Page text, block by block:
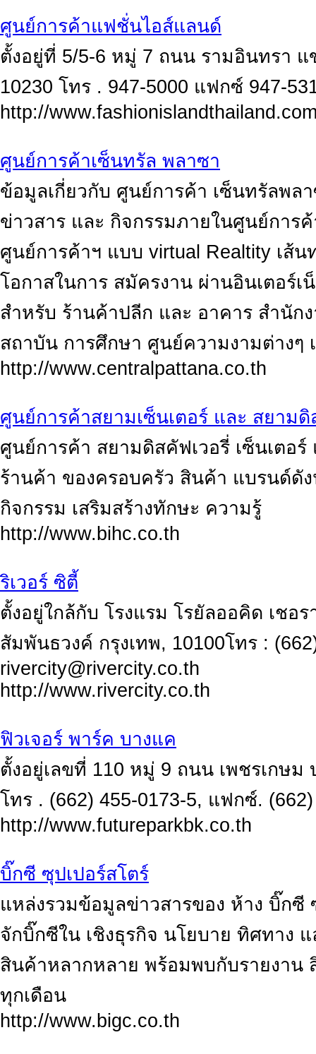
ศูนย์การค้าแฟชั่นไอส์แลนด์
ตั้งอยู่ที่ 5/5-6 หมู่ 7 ถนน รามอินทรา
10230 โทร . 947-5000 แฟกซ์ 947-
http://
ศูนย์การค้าเซ็นทรัล พลาซา
ข้อมูลเกี่ยวกับ ศูนย์การค้า เซ็นทรัลพล
ข่าวสาร และ กิจกรรมภายในศูนย์การ
ศูนย์การค้าฯ แบบ virtual Realtity เส้
โอกาสในการ สมัครงาน ผ่านอินเตอร์
สำหรับ ร้านค้าปลีก และ อาคาร สำนัก
สถาบัน การศึกษา ศูนย์ความงามต่างๆ
http://www.centralpattana.co.th
ศูนย์การค้าสยามเซ็นเตอร์ และ สยามดิ
ศูนย์การค้า สยามดิสคัฟเวอรี่ เซ็นเตอ
ร้านค้า ของครอบครัว สินค้า แบรนด์ดั
กิจกรรม เสริมสร้างทักษะ ความรู้
http://www.bihc.co.th
ริเวอร์ ซิตี้
ตั้งอยู่ใกล้กับ โรงแรม โรยัลออคิด เชอ
สัมพันธวงค์ กรุงเทพ, 10100โทร :
rivercity@rivercity.co.th
http://www.rivercity.co.th
ฟิวเจอร์ พาร์ค บางแค
ตั้งอยู่เลขที่ 110 หมู่ 9 ถนน เพชรเกษม
โทร . (662) 455-0173-5, แฟกซ์.
http://www.futureparkbk.co.th
บิ๊กซี ซุปเปอร์สโตร์
แหล่งรวมข้อมูลข่าวสารของ ห้าง บิ๊ก
จักบิ๊กซีใน เชิงธุรกิจ นโยบาย ทิศทาง
สินค้าหลากหลาย พร้อมพบกับรายงาน
ทุกเดือน
http://www.bigc.co.th